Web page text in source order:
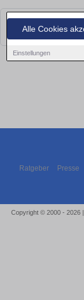
Alle Cookies
Einstellungen
Leider konnten wir
bald wieder vorbei!
Ratgeber Presse
Copyright © 2000 - 2026